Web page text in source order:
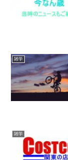
雑学
雑学